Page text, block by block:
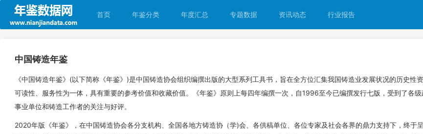
首页 年鉴分类 年度汇总 专题数据 资讯动态 行业报告
中国铸造年鉴
《中国铸造年鉴》(以下简称《年鉴》)是中国铸造协会组织编撰出版的大型系列工具书，旨在全方位汇集我国铸造业发展状况的历史性
可读性、服务性为一体，具有重要的参考价值和收藏价值。《年鉴》原则上每四年编撰一次，自1996至今已编撰发行七版，受到了各
事业单位和铸造工作者的关注与好评。
2020年版《年鉴》，在中国铸造协会各分支机构、全国各地方铸造协（学)会、各供稿单位、各位专家及社会各界的鼎力支持下，终于